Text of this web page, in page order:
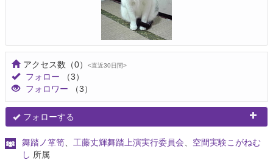
アクセス数 （0） <直近30日間>
フォロー
（3）
フォロワー
（3）
フォローする
舞踏ノ箪笥 工藤丈輝舞踏上演実行委員会
空間実験こがねむ
し 所属